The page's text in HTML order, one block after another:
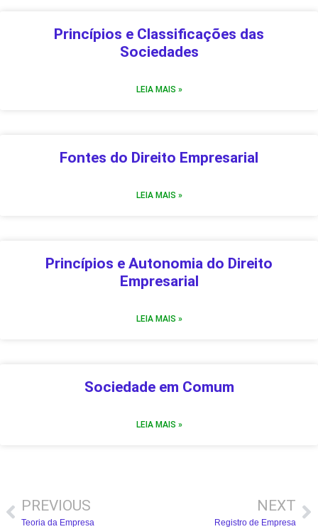
Princípios e Classificações das
Sociedades
LEIA MAIS »
Fontes do Direito Empresarial
LEIA MAIS »
Princípios e Autonomia do Direito
Empresarial
LEIA MAIS »
Sociedade em Comum
LEIA MAIS »
PREVIOUS
Teoria da Empresa
NEXT
Registro de Empresa